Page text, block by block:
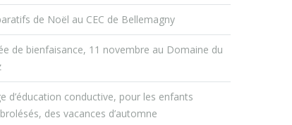
de Noël au CEC de Bellemagny
de bienfaisance, 11 novembre au Domaine du
d’éducation conductive, pour les enfants
des vacances d’automne